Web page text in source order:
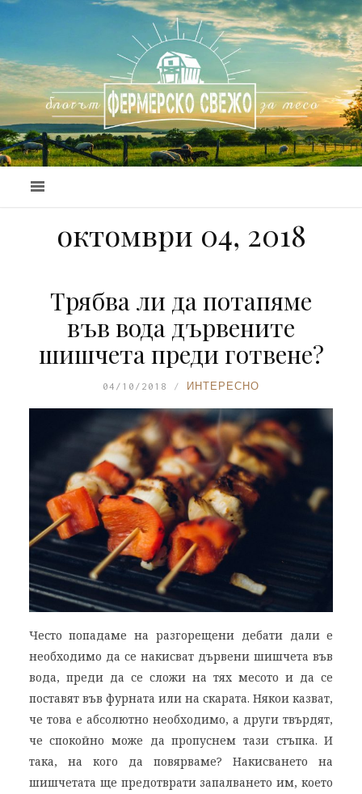
октомври 04, 2018
Трябва ли да потапяме
във вода дървените
шишчета преди готвене?
04/10/2018 ИНТЕРЕСНО
Често попадаме на разгорещени дебати дали е
необходимо да се накисват дървени шишчета във
вода, преди да се сложи на тях месото и да се
поставят във фурната или на скарата. Някои казват,
че това е абсолютно необходимо, а други твърдят,
че спокойно може да пропуснем тази стъпка. И
така, на кого да повярваме? Накисването на
шишчетата ще предотврати запалването им, което